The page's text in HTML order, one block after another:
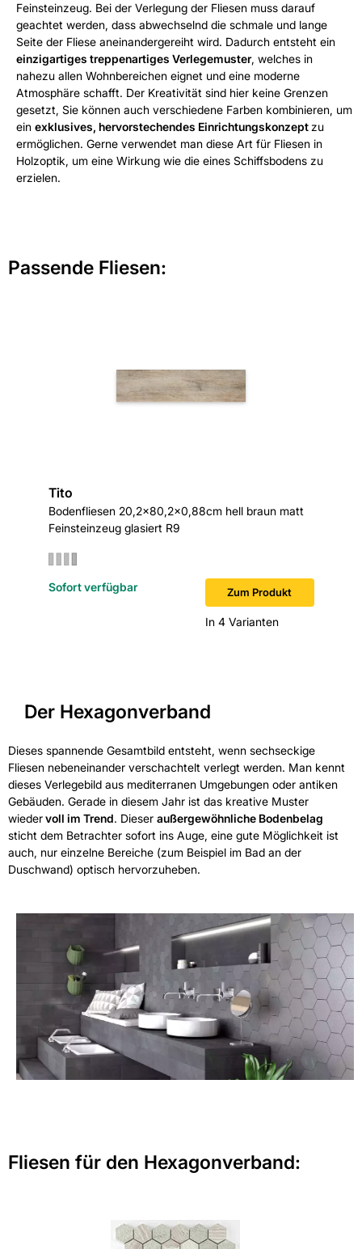
Feinsteinzeug. Bei der Verlegung der Fliesen muss darauf
geachtet werden, dass abwechselnd die schmale und lange
Seite der Fliese aneinandergereiht wird. Dadurch entsteht ein
einzigartiges treppenartiges Verlegemuster, welches in
nahezu allen Wohnbereichen eignet und eine moderne
Atmosphäre schafft. Der Kreativität sind hier keine Grenzen
gesetzt, Sie können auch verschiedene Farben kombinieren, um
ein exklusives, hervorstechendes Einrichtungskonzeptzu
ermöglichen. Gerne verwendet man diese Art für Fliesen in
Holzoptik, um eine Wirkung wie die eines Schiffsbodens zu
erzielen.
Passende Fliesen:
Tito
Bodenfliesen 20,2x80,2x0,88cm hell braun matt
Feinsteinzeug glasiert R9
Zum Produkt
In 4 Varianten
Sofort verfügbar
Der Hexagonverband
Dieses spannende Gesamtbild entsteht, wenn sechseckige
Fliesen nebeneinander verschachtelt verlegt werden. Man kennt
dieses Verlegebild aus mediterranen Umgebungen oder antiken
Gebäuden. Gerade in diesem Jahr ist das kreative Muster
wiedervoll im Trend. Dieser außergewöhnliche Bodenbelag
sticht dem Betrachter sofort ins Auge, eine gute Möglichkeit ist
auch, nur einzelne Bereiche (zum Beispiel im Bad an der
Duschwand) optisch hervorzuheben.
Fliesen für den Hexagonverband: